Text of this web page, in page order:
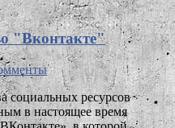
"Вконтакте"
социальных ресурсов
в настоящее время